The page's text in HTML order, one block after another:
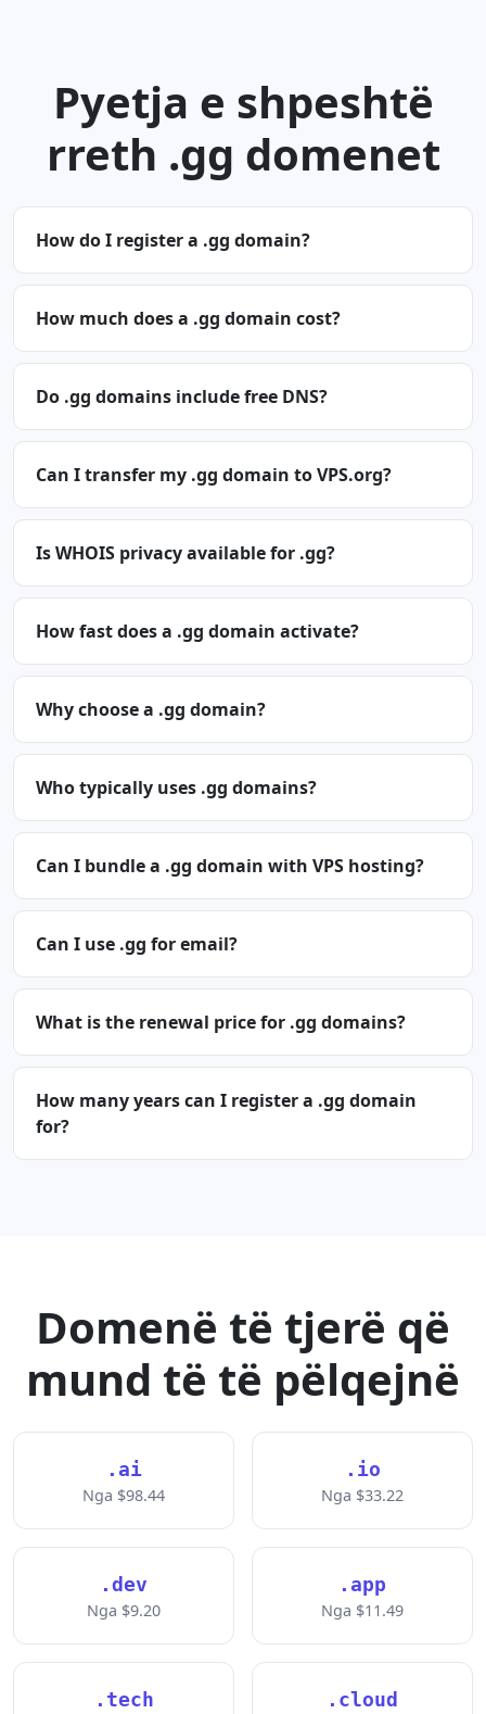
Pyetja e shpeshtë
rreth .gg domenet
How do I register a .gg domain?
How much does a .gg domain cost?
Do .gg domains include free DNS?
Can I transfer my .gg domain to VPS.org?
Is WHOIS privacy available for .gg?
How fast does a .gg domain activate?
Why choose a .gg domain?
Who typically uses .gg domains?
Can I bundle a .gg domain with VPS hosting?
Can I use .gg for email?
What is the renewal price for .gg domains?
How many years can I register a .gg domain
for?
Domenë të tjerë që
mund të të pëlqejnë
.ai
Nga $98.44
.io
Nga $33.22
.dev
Nga $9.20
.app
Nga $11.49
.tech .cloud